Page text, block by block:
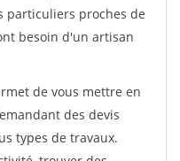
particuliers proches de
besoin d'un artisan
de vous mettre en
des devis
types de travaux.